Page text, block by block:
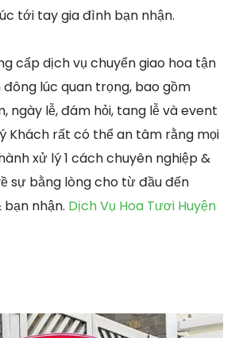
tới tay gia đình bạn nhận.
cấp dịch vụ chuyển giao hoa tận
đông lúc quan trọng, bao gồm
ngày lễ, đám hỏi, tang lễ và event
Khách rất có thể an tâm rằng mọi
xử lý 1 cách chuyên nghiệp &
sự bằng lòng cho từ đầu đến
nhận. Dịch Vụ Hoa Tươi Huyện